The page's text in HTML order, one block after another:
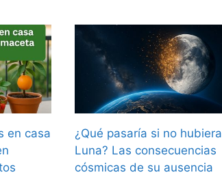
en casa
¿Qué pasaría si no hubiera
Luna? Las consecuencias
cósmicas de su ausencia